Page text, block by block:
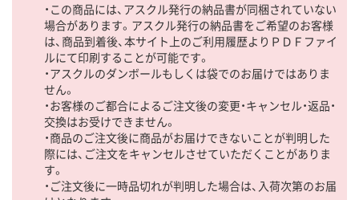
・この商品には、アスクル発行の納品書が同梱されていない
場合があります。アスクル発行の納品書をご希望のお客様
は、商品到着後、本サイト上のご利用履歴よりＰＤＦファイ
ルにて印刷することが可能です。
・アスクルのダンボールもしくは袋でのお届けではありま
せん。
・お客様のご都合によるご注文後の変更・キャンセル・返品・
交換はお受けできません。
・商品のご注文後に商品がお届けできないことが判明した
際には、ご注文をキャンセルさせていただくことがありま
す。
・ご注文後に一時品切れが判明した場合は、入荷次第のお届